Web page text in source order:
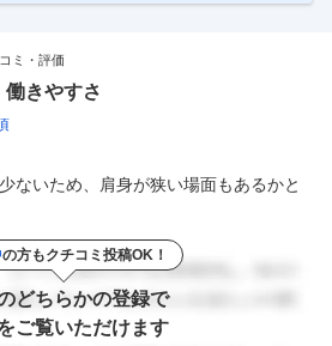
ミ・評価
きやすさ
ないため、肩身が狭い場面もあるかと
の方もクチコミ投稿OK！
どちらかの登録で
ご覧いただけます